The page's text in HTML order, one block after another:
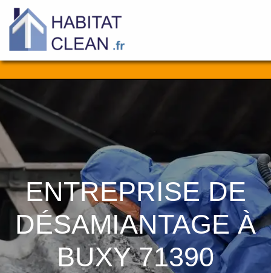
Aller
ENTREPRISE DE
DÉSAMIANTAGE À
BUXY 71390